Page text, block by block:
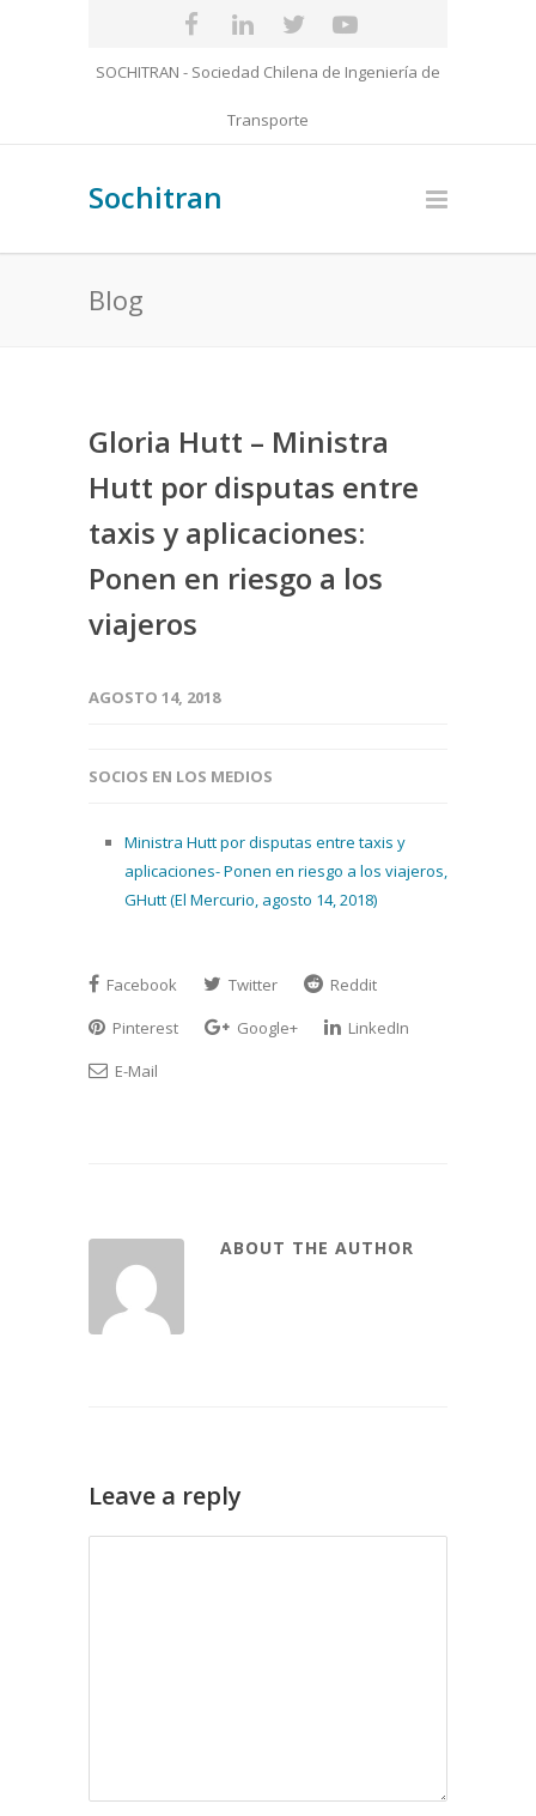
SOCHITRAN - Sociedad Chilena de Ingeniería de
Transporte
Sochitran
Blog
Gloria Hutt – Ministra
Hutt por disputas entre
taxis y aplicaciones:
Ponen en riesgo a los
viajeros
AGOSTO 14, 2018
SOCIOS EN LOS MEDIOS
Ministra Hutt por disputas entre taxis y
aplicaciones- Ponen en riesgo a los viajeros,
GHutt (El Mercurio, agosto 14, 2018)
Facebook Twitter
Reddit
Pinterest
Google+
LinkedIn
E-Mail
ABOUT THE AUTHOR
Leave a reply